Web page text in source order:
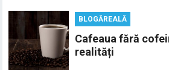
BLOGĂREALĂ
Cafeaua fără
realități